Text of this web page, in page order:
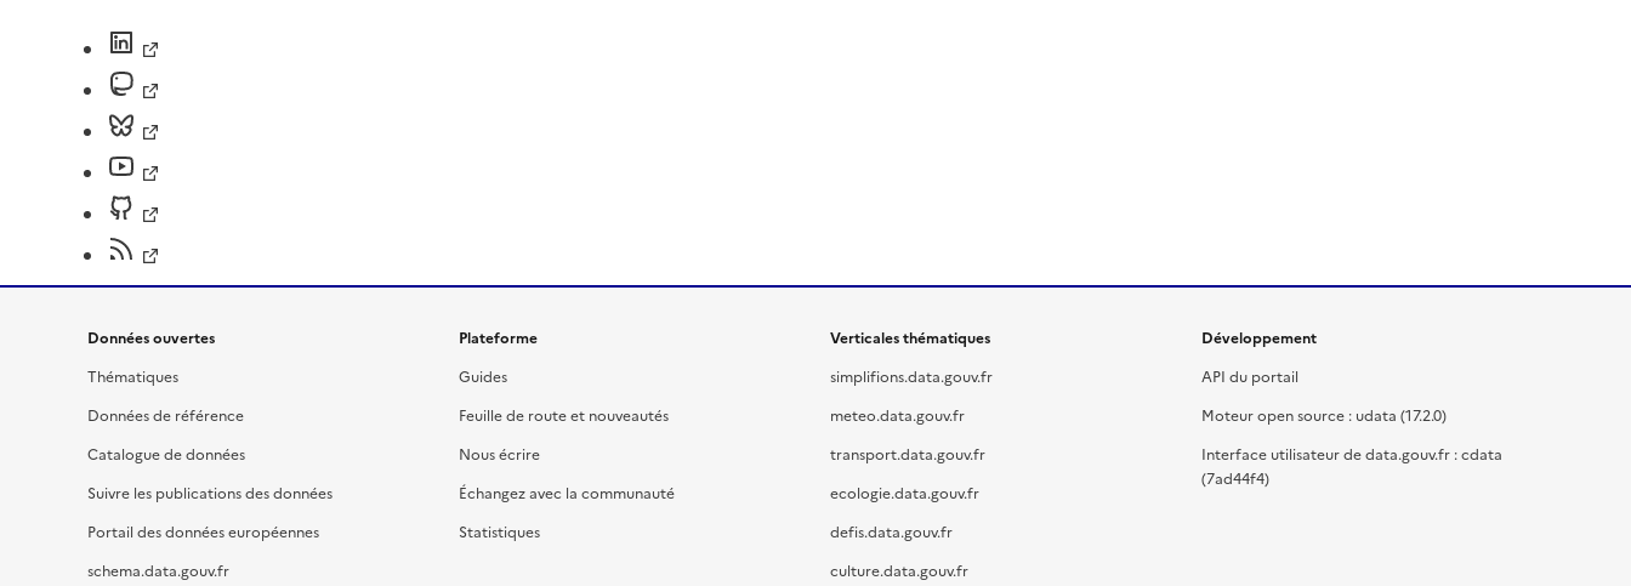
Données ouvertes
Thématiques
Données de référence
Catalogue de données
Suivre les publications des données
Portail des données européennes
schema.data.gouv.fr
Plateforme
Guides
Feuille de route et nouveautés
Nous écrire
Échangez avec la communauté
Statistiques
Verticales thématiques
simplifions.data.gouv.fr
meteo.data.gouv.fr
transport.data.gouv.fr
ecologie.data.gouv.fr
defis.data.gouv.fr
culture.data.gouv.fr
Développement
API du portail
Moteur open source : udata (17.2.0)
Interface utilisateur de data.gouv.fr : cdata
(7ad44f4)